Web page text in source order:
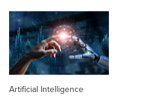
Artificial Intelligence